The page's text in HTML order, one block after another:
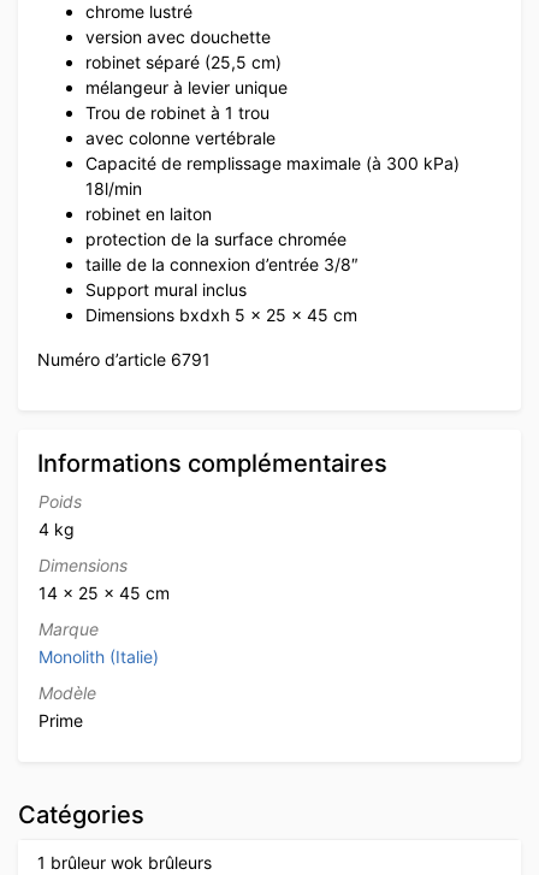
chrome lustré
version avec douchette
robinet séparé (25,5 cm)
mélangeur à levier unique
Trou de robinet à 1 trou
avec colonne vertébrale
Capacité de remplissage maximale (à 300 kPa)
18l/min
robinet en laiton
protection de la surface chromée
taille de la connexion d’entrée 3/8″
Support mural inclus
Dimensions bxdxh 5 x 25 x 45 cm
Numéro d’article 6791
Informations complémentaires
Poids
4 kg
Dimensions
14 × 25 × 45 cm
Marque
Monolith (Italie)
Modèle
Prime
Catégories
1 brûleur wok brûleurs